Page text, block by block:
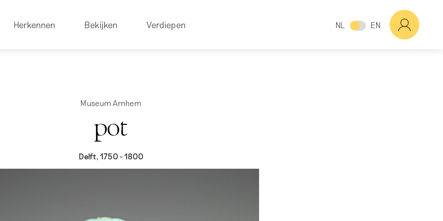
Herkennen Bekijken Verdiepen NL EN
Museum Arnhem
pot
Delft, 1750 - 1800